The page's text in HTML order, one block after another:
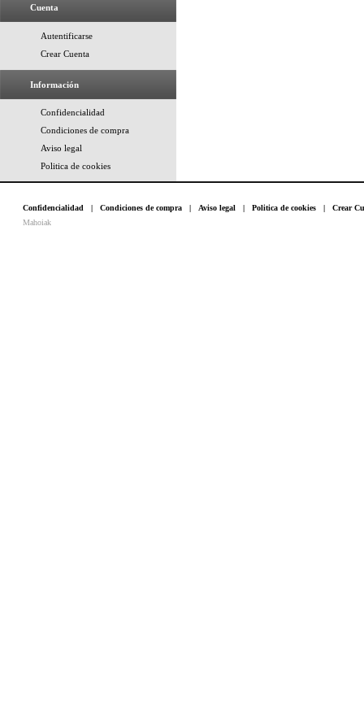
Cuenta
Autentificarse
Crear Cuenta
Información
Confidencialidad
Condiciones de compra
Aviso legal
Politica de cookies
Confidencialidad | Condiciones de compra | Aviso legal | Politica de cookies | Crear
Mahoiak